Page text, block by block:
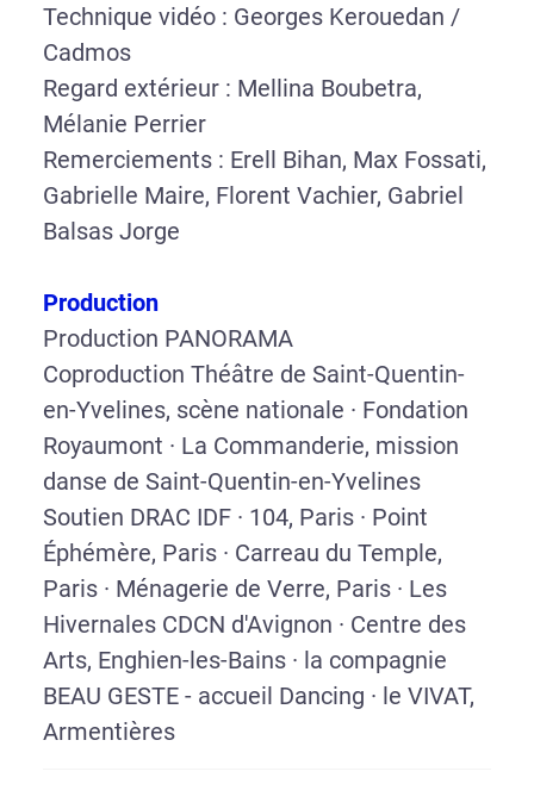
Technique vidéo : Georges Kerouedan /
Cadmos
Regard extérieur : Mellina Boubetra,
Mélanie Perrier
Remerciements : Erell Bihan, Max Fossati,
Gabrielle Maire, Florent Vachier, Gabriel
Balsas Jorge
Production
Production PANORAMA
Coproduction Théâtre de Saint-Quentin-
en-Yvelines, scène nationale · Fondation
Royaumont · La Commanderie, mission
danse de Saint-Quentin-en-Yvelines
Soutien DRAC IDF · 104, Paris · Point
Éphémère, Paris · Carreau du Temple,
Paris · Ménagerie de Verre, Paris · Les
Hivernales CDCN d'Avignon · Centre des
Arts, Enghien-les-Bains · la compagnie
BEAU GESTE - accueil Dancing · le VIVAT,
Armentières